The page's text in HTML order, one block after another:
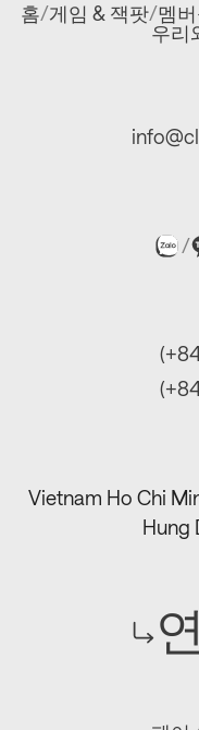
홈/게임 & 잭팟/멤
우리
/
Vietnam Ho Chi
Hung